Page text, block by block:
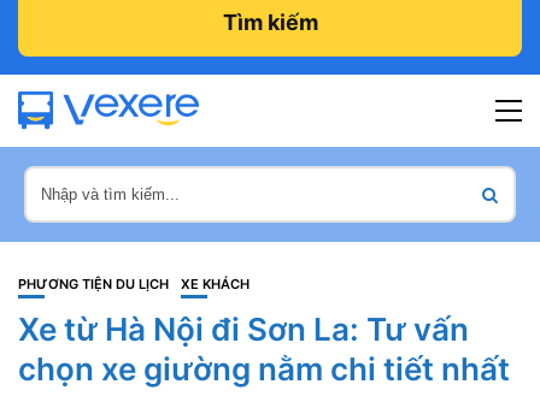
Tìm kiếm
PHƯƠNG TIỆN DU LỊCH XE KHÁCH
Xe từ Hà Nội đi Sơn La: Tư vấn
chọn xe giường nằm chi tiết nhất